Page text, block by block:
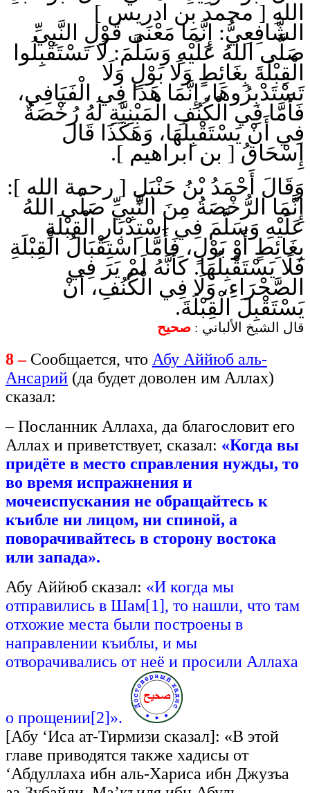
اللهِ [ محمد بن ادريس ]
الشَّافِعِيُّ: إِنَّمَا مَعْنَى قَوْلِ النَّبِيِّ
صَلَّى اللهُ عَلَيْهِ وَسَلَّمَ: لَا تَسْتَقْبِلُوا
الْقِبْلَةَ بِغَائِطٍ وَلَا بَوْلٍ وَلَا
تَسْتَدْبِرُوهَا، إِنَّمَا هَذَا فِي الْفَيَافِي،
فَأَمَّا فِي الْكُنُفِ الْمَبْنِيَّةِ لَهُ رُخْصَةٌ
فِي أَنْ يَسْتَقْبِلَهَا، وَهَكَذَا قَالَ
إِسْحَاقُ [ بن ابراهيم ].
وَقَالَ أَحْمَدُ بْنُ حَنْبَلٍ [ رحمة الله ]:
إِنَّمَا الرُّخْصَةُ مِنَ النَّبِيِّ صَلَّى اللهُ
عَلَيْهِ وَسَلَّمَ فِي اسْتِدْبَارِ الْقِبْلَةِ
بِغَائِطٍ أَوْ بَوْلٍ، فَأَمَّا اسْتِقْبَالُ الْقِبْلَةِ
فَلَا يَسْتَقْبِلُهَا. كَأَنَّهُ لَمْ يَرَ فِي
الصَّحْرَاءِ، وَلَا فِي الْكُنُفِ، أَنْ
يَسْتَقْبِلَ الْقِبْلَةَ.
قال الشيخ الألباني : صحيح
8 – Сообщается, что Абу Аййюб аль-
Ансарий (да будет доволен им Аллах)
сказал:
– Посланник Аллаха, да благословит его
Аллах и приветствует, сказал: «Когда вы
придёте в место справления нужды, то
во время испражнения и
мочеиспускания не обращайтесь к
къибле ни лицом, ни спиной, а
поворачивайтесь в сторону востока
или запада».
Абу Аййюб сказал: «И когда мы
отправились в Шам[1], то нашли, что там
отхожие места были построены в
направлении къиблы, и мы
отворачивались от неё и просили Аллаха
о прощении[2]».
[Абу ‘Иса ат-Тирмизи сказал]: «В этой
главе приводятся также хадисы от
‘Абдуллаха ибн аль-Хариса ибн Джузъа